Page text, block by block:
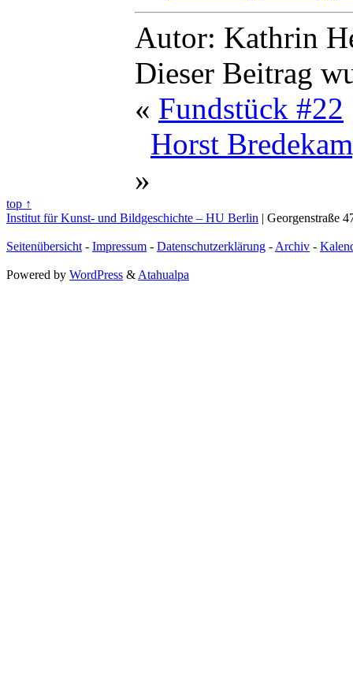
Autor: Kathrin
Dieser Beitrag
« Fundstück #22
Horst
»
top ↑
Institut für Kunst- und Bildgeschichte – HU Berlin | Georgenstraße
Seitenübersicht - Impressum - Datenschutzerklärung - Archiv -
Powered by WordPress & Atahualpa